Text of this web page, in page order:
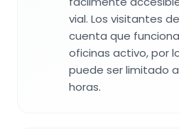
vial. Los visitantes
cuenta que
oficinas activo, por
puede ser limitado
horas.